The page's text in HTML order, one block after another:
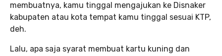
membuatnya, kamu tinggal mengajukan ke Disnaker
kabupaten atau kota tempat kamu tinggal sesuai KTP,
deh.
Lalu, apa saja syarat membuat kartu kuning dan